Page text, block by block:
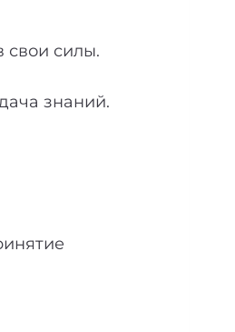
свои силы.
знаний.